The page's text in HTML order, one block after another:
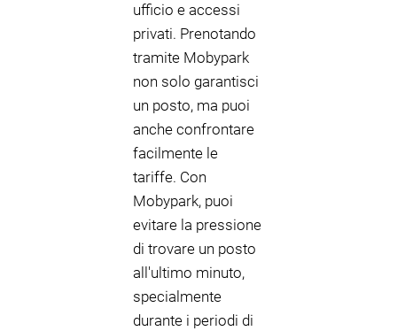
ufficio e accessi
privati. Prenotando
tramite Mobypark
non solo garantisci
un posto, ma puoi
anche confrontare
facilmente le
tariffe. Con
Mobypark, puoi
evitare la pressione
di trovare un posto
all'ultimo minuto,
specialmente
durante i periodi di